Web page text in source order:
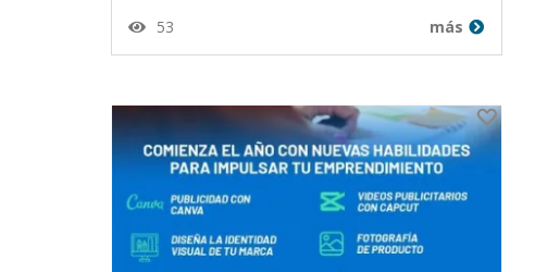
de Guatemala en 15-01-26
53 más